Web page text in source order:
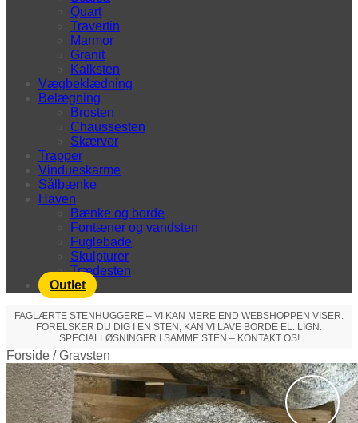
Quart
Travertin
Marmor
Granit
Kalksten
Vægbeklædning
Belægning
Brosten
Chaussesten
Skærver
Trapper
Vindueskarme
Sålbænke
Haven
Bænke og borde
Fontæner og vandsten
Fuglebade
Skulpturer
Trædesten
Outlet
FAGLÆRTE STENHUGGERE – VI KAN MERE END WEBSHOPPEN VISER.
FORELSKER DU DIG I EN STEN, KAN VI LAVE BORDE EL. LIGN.
SPECIALLØSNINGER I SAMME STEN – KONTAKT OS!
Forside / Gravsten